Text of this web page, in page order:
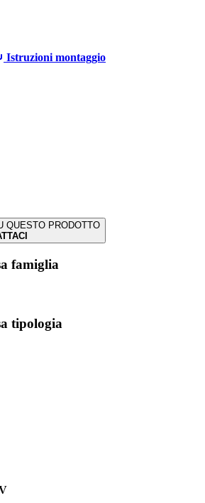
Istruzioni montaggio
QUESTO PRODOTTO
famiglia
tipologia